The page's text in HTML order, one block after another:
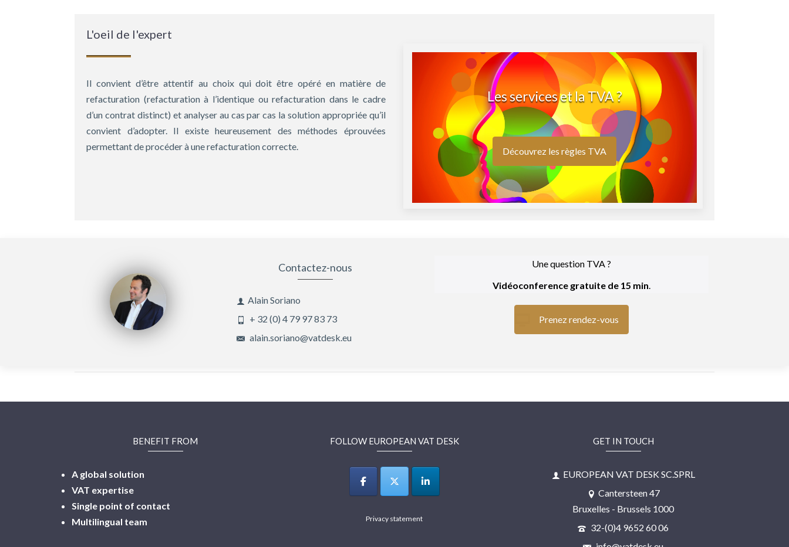
L'oeil de l'expert
Il convient d’être attentif au choix qui doit être opéré en matière de
refacturation (refacturation à l’identique ou refacturation dans le cadre
d’un contrat distinct) et analyser au cas par cas la solution appropriée qu’il
convient d’adopter. Il existe heureusement des méthodes éprouvées
permettant de procéder à une refacturation correcte.
Les services et la TVA ?
Découvrez les règles TVA
Contactez-nous
Alain Soriano
+ 32 (0) 4 79 97 83 73
alain.soriano@vatdesk.eu
Une question TVA ?
Vidéoconference gratuite de 15 min.
Prenez rendez-vous
BENEFIT FROM
A global solution
VAT expertise
Single point of contact
Multilingual team
FOLLOW EUROPEAN VAT DESK
Privacy statement
GET IN TOUCH
EUROPEAN VAT DESK SC.SPRL
Cantersteen 47
Bruxelles - Brussels 1000
32-(0)4 9652 60 06